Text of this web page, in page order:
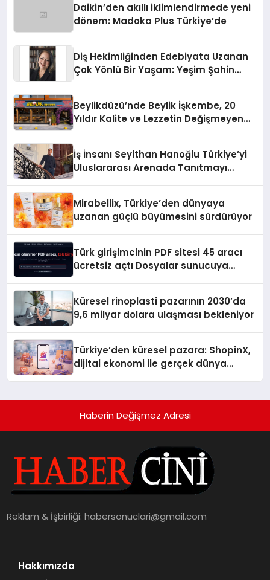
Daikin’den akıllı iklimlendirmede yeni
dönem: Madoka Plus Türkiye’de
Diş Hekimliğinden Edebiyata Uzanan
Çok Yönlü Bir Yaşam: Yeşim Şahin
Beylikdüzü’nde Beylik İşkembe, 20
Yıldır Kalite ve Lezzetin Değişmeyen
İş İnsanı Seyithan Hanoğlu Türkiye’yi
Uluslararası Arenada Tanıtmayı
Mirabellix, Türkiye’den dünyaya
uzanan güçlü büyümesini sürdürüyor
Türk girişimcinin PDF sitesi 45 aracı
ücretsiz açtı Dosyalar sunucuya
Küresel rinoplasti pazarının 2030’da
9,6 milyar dolara ulaşması bekleniyor
Türkiye’den küresel pazara: ShopinX,
dijital ekonomi ile gerçek dünya
Haberin Değişmez Adresi
Reklam & İşbirliği:habersonuclari@gmail.com
Hakkımızda